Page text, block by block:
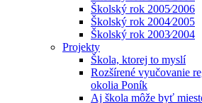
Školský rok 2005⁄2006
Školský rok 2004⁄2005
Školský rok 2003⁄2004
Projekty
Škola, ktorej to myslí
Rozšírené vyučovanie
okolia Poník
Aj škola môže byť